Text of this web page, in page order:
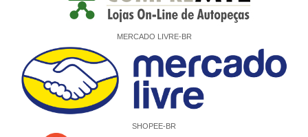
MERCADO LIVRE-BR
SHOPEE-BR